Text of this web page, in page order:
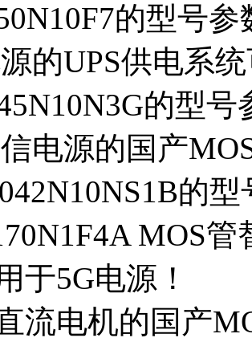
的型号参
的UPS供电系
的型号
电源的国产
的
MOS
于5G电源！
流电机的国产